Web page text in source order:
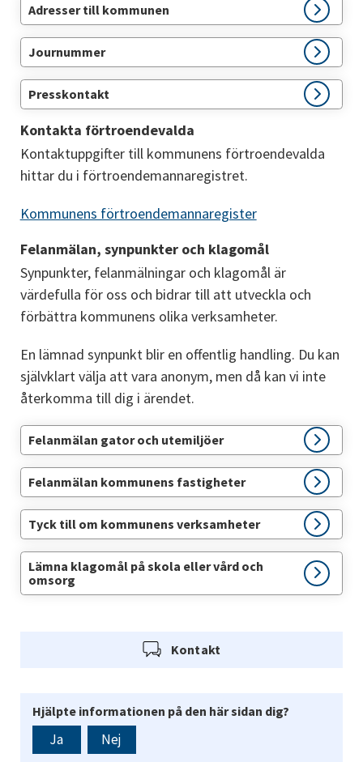
Adresser till kommunen
Journummer
Presskontakt
Kontakta förtroendevalda
Kontaktuppgifter till kommunens förtroendevalda
hittar du i förtroendemannaregistret.
Kommunens förtroendemannaregister
Felanmälan, synpunkter och klagomål
Synpunkter, felanmälningar och klagomål är
värdefulla för oss och bidrar till att utveckla och
förbättra kommunens olika verksamheter.
En lämnad synpunkt blir en offentlig handling. Du kan
självklart välja att vara anonym, men då kan vi inte
återkomma till dig i ärendet.
Felanmälan gator och utemiljöer
Felanmälan kommunens fastigheter
Tyck till om kommunens verksamheter
Lämna klagomål på skola eller vård och
omsorg
Kontakt
Hjälpte informationen på den här sidan dig?
Ja Nej